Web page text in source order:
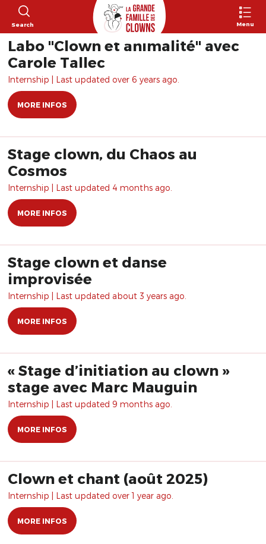
Search Menu
Labo "Clown et animalité" avec
Carole Tallec
Internship | Last updated over 6 years ago.
MORE INFOS
Stage clown, du Chaos au
Cosmos
Internship | Last updated 4 months ago.
MORE INFOS
Stage clown et danse
improvisée
Internship | Last updated about 3 years ago.
MORE INFOS
« Stage d’initiation au clown »
stage avec Marc Mauguin
Internship | Last updated 9 months ago.
MORE INFOS
Clown et chant (août 2025)
Internship | Last updated over 1 year ago.
MORE INFOS